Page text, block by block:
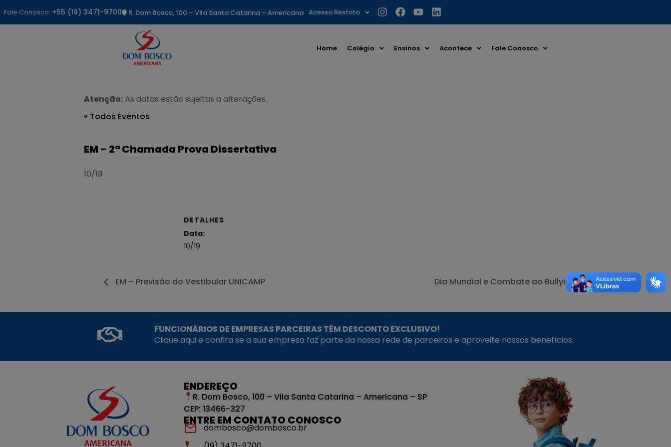
Fale Conosco: +55 (19) 3471-9700 R. Dom Bosco, 100 – Vila Santa Catarina – Americana Acesso Restrito
Home Colégio Ensinos Acontece Fale Conosco
Atenção:As datas estão sujeitas a alterações.
« Todos Eventos
EM – 2ª Chamada Prova Dissertativa
10/19
DETALHES
Data:
10/19
EM – Previsão do Vestibular UNICAMP Dia Mundial e Combate ao Bullying
FUNCIONÁRIOS DE EMPRESAS PARCEIRAS TÊM DESCONTO EXCLUSIVO!
Clique aqui e confira se a sua empresa faz parte da nossa rede de parceiros e aproveite nossos benefícios.
ENDEREÇO
R. Dom Bosco, 100 – Vila Santa Catarina – Americana – SP
CEP: 13466-327
ENTRE EM CONTATO CONOSCO
dombosco@dombosco.br